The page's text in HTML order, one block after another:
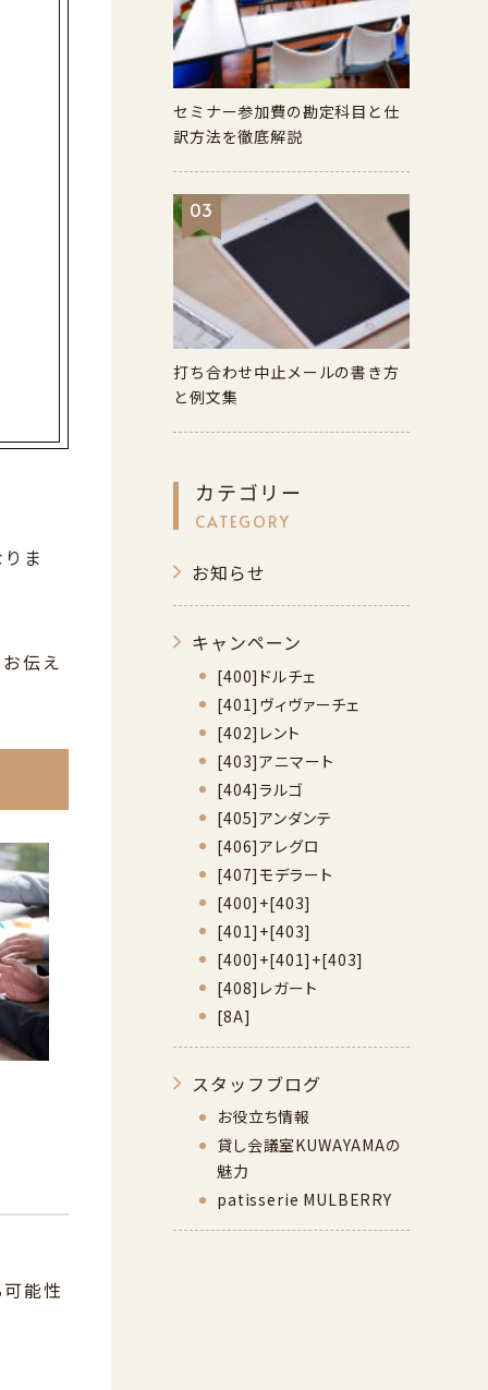
ま
伝え
能性
セミナー参加費の勘定科目と仕
訳方法を徹底解説
03
打ち合わせ中止メールの書き方
と例文集
カテゴリー
CATEGORY
お知らせ
キャンペーン
[400]ドルチェ
[401]ヴィヴァーチェ
[402]レント
[403]アニマート
[404]ラルゴ
[405]アンダンテ
[406]アレグロ
[407]モデラート
[400]+[403]
[401]+[403]
[400]+[401]+[403]
[408]レガート
[8A]
スタッフブログ
お役立ち情報
貸し会議室KUWAYAMAの
魅力
patisserie MULBERRY